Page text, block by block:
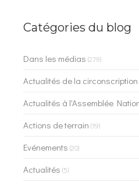
Catégories du blog
Dans les médias (279)
Actualités de la circonscription
Actualités à l'Assemblée
Actions de terrain (19)
Evénements (20)
Actualités (5)